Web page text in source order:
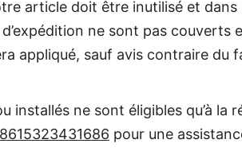
article doit être inutilisé et
d’expédition ne sont pas
appliqué, sauf avis contraire du
installés ne sont éligibles qu’à la
pour une